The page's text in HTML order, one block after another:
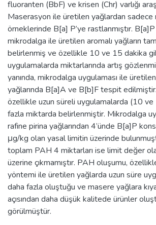
fluoranten (BbF) ve krisen (Chr) varlığı
Maserasyon ile üretilen yağlardan sadece
örneklerinde B[a] P’ye rastlanmıştır.
mikrodalga ile üretilen aromalı yağların
belirlenmiş ve özellikle 10 ve 15 dakika
uygulamalarda miktarlarında artış
yanında, mikrodalga uygulaması ile
yağlarında B[a]A ve B[b]F tespit
özellikle uzun süreli uygulamalarda (10
fazla miktarda belirlenmiştir. Mikrodalga
rafine pirina yağlarından 4’ünde B[a]P
μg/kg olan yasal limitin üzerinde
toplam PAH 4 miktarları ise limit değer
üzerine çıkmamıştır. PAH oluşumu,
yöntemi ile üretilen yağlarda uzun süre
daha fazla oluştuğu ve masere yağlara
açısından daha düşük kalitede ürünler
görülmüştür.